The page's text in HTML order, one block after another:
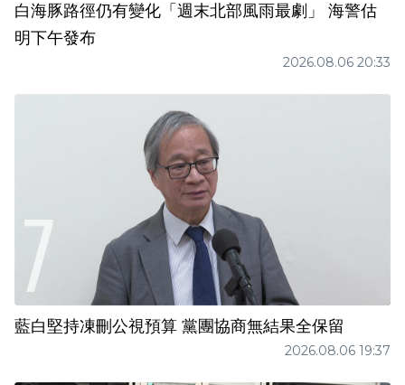
白海豚路徑仍有變化「週末北部風雨最劇」 海警估
明下午發布
2026.08.06 20:33
藍白堅持凍刪公視預算 黨團協商無結果全保留
2026.08.06 19:37